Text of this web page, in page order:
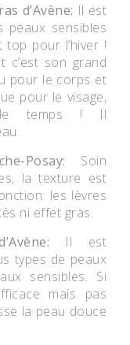
d’Avène: Il est
peaux sensibles
pour l’hiver !
c’est son grand
pour le corps et
pour le visage,
temps ! Il
Posay: Soin
la texture est
les lèvres
ni effet gras.
Il est
types de peaux
sensibles. Si
mais pas
la peau douce